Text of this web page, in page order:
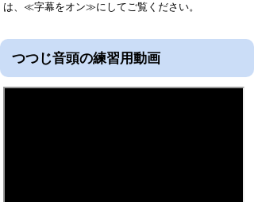
は、≪字幕をオン≫にしてご覧ください。
つつじ音頭の練習用動画